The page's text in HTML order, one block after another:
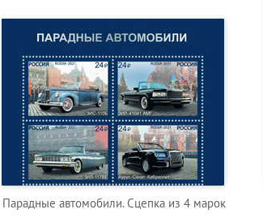
Парадные автомобили. Сцепка из 4 марок